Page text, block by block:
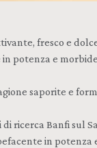
fresco e
potenza e
saporite e
ricerca Banfi sul
in potenza